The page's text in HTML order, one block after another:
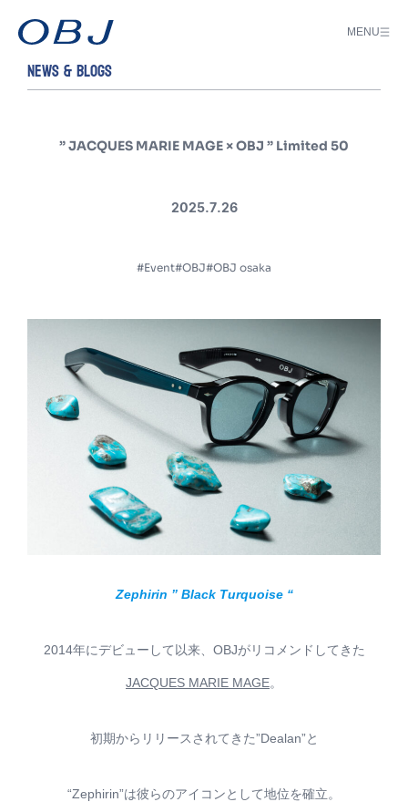
MENU
NEWS & BLOGS
” JACQUES MARIE MAGE × OBJ ” Limited 50
2025.7.26
#Event#OBJ#OBJ osaka
Zephirin ” Black Turquoise “
2014年にデビューして以来、OBJがリコメンドしてきた
JACQUES MARIE MAGE。
初期からリリースされてきた”Dealan”と
“Zephirin”は彼らのアイコンとして地位を確立。